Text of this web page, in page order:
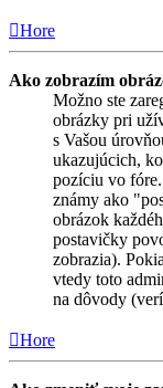
Hore
Ako zobrazím
Možno ste
obrázky pri
s Vašou
ukazujúcich,
pozíciu vo
známy ako
obrázok
postavičky
zobrazia).
vtedy toto
na dôvody
Hore